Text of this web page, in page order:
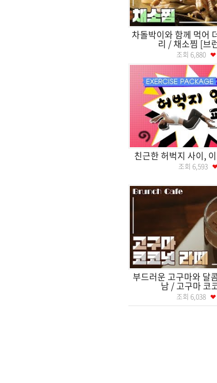
차돌박이와 함께 먹어
리 / 채소찜 [브
조회 6,880
친근한 허벅지 사이,
조회 6,593
부드러운 고구마와 달
남 / 고구마 코
조회 6,038